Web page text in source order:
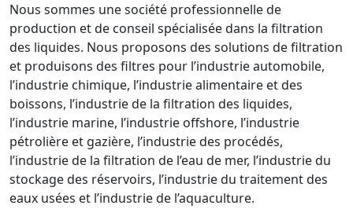
Nous sommes une société professionnelle de
production et de conseil spécialisée dans la filtration
des liquides. Nous proposons des solutions de filtration
et produisons des filtres pour l’industrie automobile,
l’industrie chimique, l’industrie alimentaire et des
boissons, l’industrie de la filtration des liquides,
l’industrie marine, l’industrie offshore, l’industrie
pétrolière et gazière, l’industrie des procédés,
l’industrie de la filtration de l’eau de mer, l’industrie du
stockage des réservoirs, l’industrie du traitement des
eaux usées et l’industrie de l’aquaculture.